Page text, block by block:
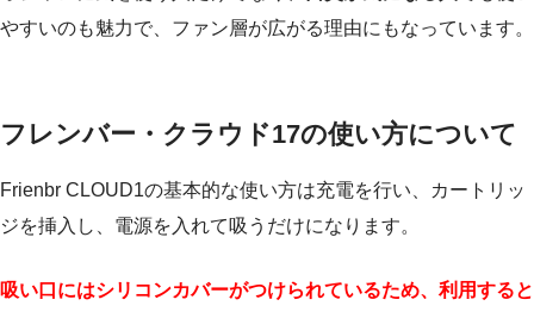
やすいのも魅力で、ファン層が広がる理由にもなっています。
フレンバー・クラウド17の使い方について
Frienbr CLOUD1の基本的な使い方は充電を行い、カートリッ
ジを挿入し、電源を入れて吸うだけになります。
吸い口にはシリコンカバーがつけられているため、利用すると